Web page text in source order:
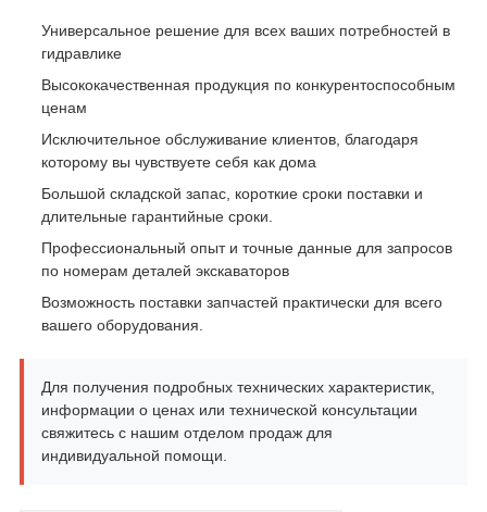
Универсальное решение для всех ваших потребностей в
гидравлике
Высококачественная продукция по конкурентоспособным
ценам
Исключительное обслуживание клиентов, благодаря
которому вы чувствуете себя как дома
Большой складской запас, короткие сроки поставки и
длительные гарантийные сроки.
Профессиональный опыт и точные данные для запросов
по номерам деталей экскаваторов
Возможность поставки запчастей практически для всего
вашего оборудования.
Для получения подробных технических характеристик,
информации о ценах или технической консультации
свяжитесь с нашим отделом продаж для
индивидуальной помощи.